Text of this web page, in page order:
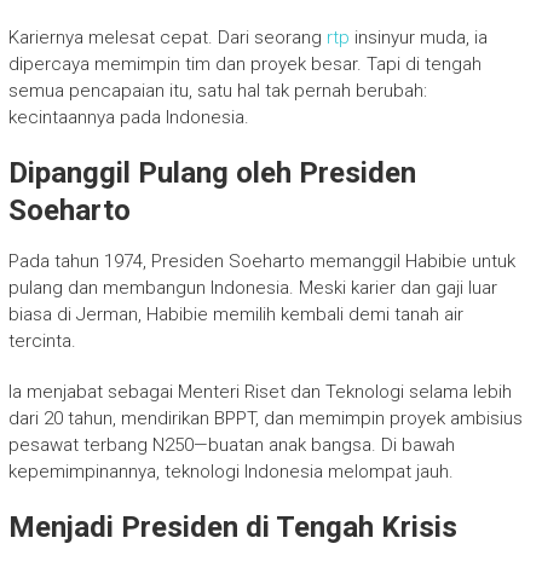
Kariernya melesat cepat. Dari seorang rtp insinyur muda, ia
dipercaya memimpin tim dan proyek besar. Tapi di tengah
semua pencapaian itu, satu hal tak pernah berubah:
kecintaannya pada Indonesia.
Dipanggil Pulang oleh Presiden
Soeharto
Pada tahun 1974, Presiden Soeharto memanggil Habibie untuk
pulang dan membangun Indonesia. Meski karier dan gaji luar
biasa di Jerman, Habibie memilih kembali demi tanah air
tercinta.
Ia menjabat sebagai Menteri Riset dan Teknologi selama lebih
dari 20 tahun, mendirikan BPPT, dan memimpin proyek ambisius
pesawat terbang N250—buatan anak bangsa. Di bawah
kepemimpinannya, teknologi Indonesia melompat jauh.
Menjadi Presiden di Tengah Krisis